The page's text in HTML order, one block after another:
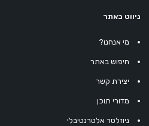
ניווט באתר
מי אנחנו?
חיפוש באתר
יצירת קשר
מדורי תוכן
ניוזלטר אלטרנטיבלי